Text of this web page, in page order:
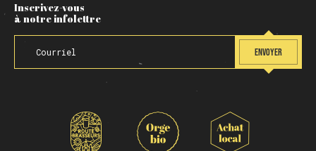
Inscrivez-vous
à notre infolettre
ENVOYER